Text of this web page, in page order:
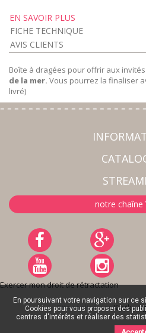
EN SAVOIR PLUS
FICHE TECHNIQUE
AVIS CLIENTS
Boîte à dragées pour offrir aux
de la mer. Vous pourrez la finaliser
livré)
notre chaîne
Exercer mon droit de rétractation
Site réalisé parKiwik -
En poursuivant votre navigation sur ce
Cookies pour vous proposer des
centres d'intérêts et réaliser des